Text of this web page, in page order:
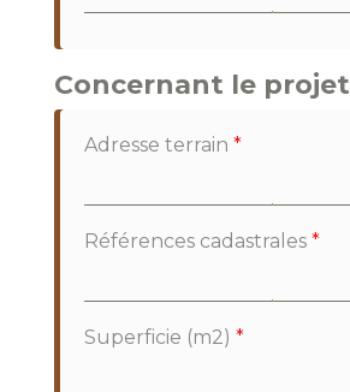
Concernant le projet
Adresse terrain *
Références cadastrales *
Superficie (m2) *